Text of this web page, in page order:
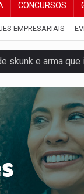
CONCURSOS
EMPRESARIAIS
skunk e arma
e drogas
será
frente de academia
com
ou petróleo